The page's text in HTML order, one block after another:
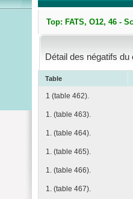
Top: FATS, O12, 46 -
Détail des négatifs
Table
1 (table 462).
1. (table 463).
1. (table 464).
1. (table 465).
1. (table 466).
1. (table 467).